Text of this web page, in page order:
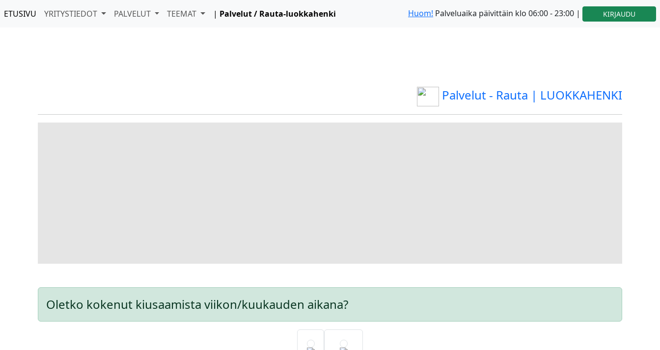
ETUSIVU YRITYSTIEDOT PALVELUT TEEMAT | Palvelut / Rauta-luokkahenki Huom! Palveluaika päivittäin klo 06:00 - 23:00 | KIRJAUDU
Palvelut - Rauta | LUOKKAHENKI
Oletko kokenut kiusaamista viikon/kuukauden aikana?